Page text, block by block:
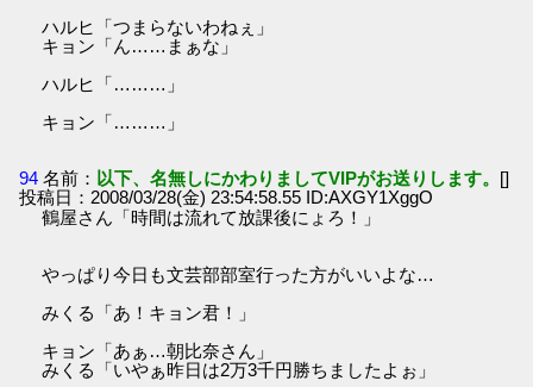
ハルヒ「つまらないわねぇ」
キョン「ん……まぁな」
ハルヒ「………」
キョン「………」
94 名前： 以下、名無しにかわりましてVIPがお送りします。 []
投稿日：2008/03/28(金) 23:54:58.55 ID:AXGY1XggO
鶴屋さん「時間は流れて放課後にょろ！」
やっぱり今日も文芸部部室行った方がいいよな…
みくる「あ！キョン君！」
キョン「あぁ…朝比奈さん」
みくる「いやぁ昨日は2万3千円勝ちましたよぉ」